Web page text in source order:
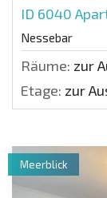
ID 6040
Nessebar
Räume: zur
Etage: zur
Meerblick